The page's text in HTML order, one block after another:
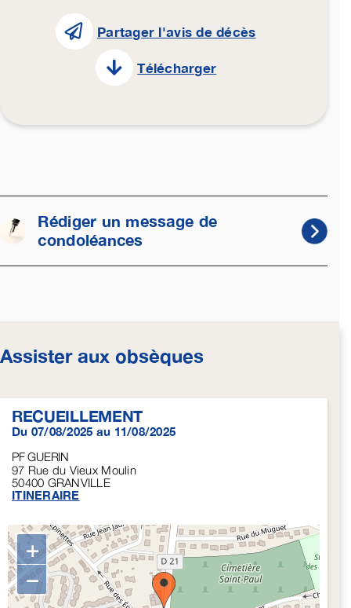
Partager l'avis de décès
Télécharger
Rédiger un message de
condoléances
Assister aux obsèques
RECUEILLEMENT
Du 07/08/2025 au 11/08/2025
PF GUERIN
97 Rue du Vieux Moulin
50400 GRANVILLE
ITINERAIRE
+
−